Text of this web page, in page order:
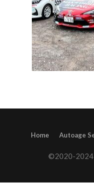
Home Autoage
©2020-2024